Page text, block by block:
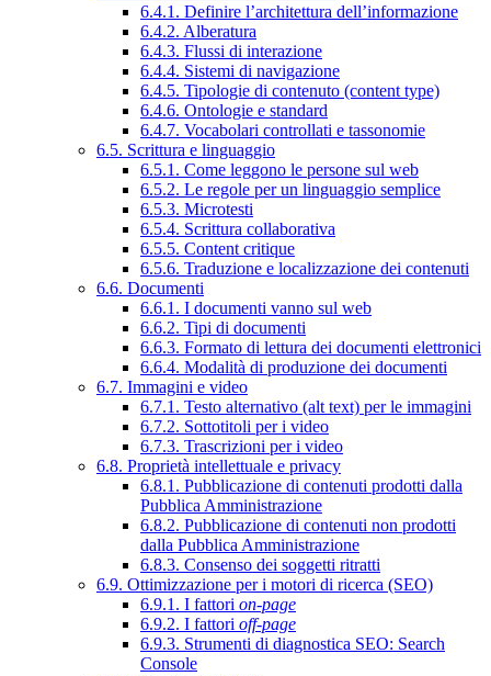
6.4.1. Definire l’architettura dell’informazione
6.4.2. Alberatura
6.4.3. Flussi di interazione
6.4.4. Sistemi di navigazione
6.4.5. Tipologie di contenuto (content type)
6.4.6. Ontologie e standard
6.4.7. Vocabolari controllati e tassonomie
6.5. Scrittura e linguaggio
6.5.1. Come leggono le persone sul web
6.5.2. Le regole per un linguaggio semplice
6.5.3. Microtesti
6.5.4. Scrittura collaborativa
6.5.5. Content critique
6.5.6. Traduzione e localizzazione dei contenuti
6.6. Documenti
6.6.1. I documenti vanno sul web
6.6.2. Tipi di documenti
6.6.3. Formato di lettura dei documenti elettronici
6.6.4. Modalità di produzione dei documenti
6.7. Immagini e video
6.7.1. Testo alternativo (alt text) per le immagini
6.7.2. Sottotitoli per i video
6.7.3. Trascrizioni per i video
6.8. Proprietà intellettuale e privacy
6.8.1. Pubblicazione di contenuti prodotti dalla
Pubblica Amministrazione
6.8.2. Pubblicazione di contenuti non prodotti
dalla Pubblica Amministrazione
6.8.3. Consenso dei soggetti ritratti
6.9. Ottimizzazione per i motori di ricerca (SEO)
6.9.1. I fattori on-page
6.9.2. I fattori off-page
6.9.3. Strumenti di diagnostica SEO: Search
Console